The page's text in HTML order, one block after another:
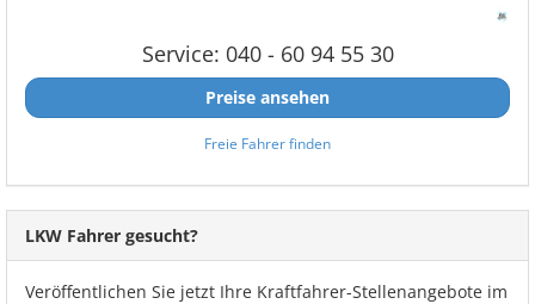
Service: 040 - 60 94 55 30
Preise ansehen
Freie Fahrer finden
LKW Fahrer gesucht?
Veröffentlichen Sie jetzt Ihre Kraftfahrer-Stellenangebote im